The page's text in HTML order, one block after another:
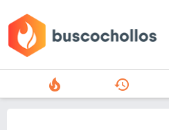
search
local_fire_department history